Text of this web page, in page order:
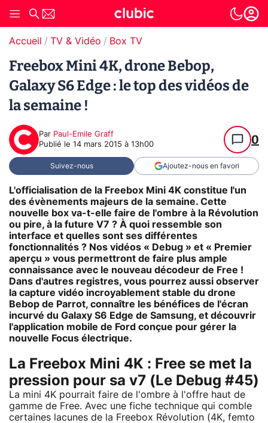
Accueil TV & Vidéo Box TV
Freebox Mini 4K, drone Bebop,
Galaxy S6 Edge : le top des vidéos de
la semaine !
Par Paul-Emile Graff
Publié le 14 mars 2015 à 13h00 0
Suivez-nous Ajoutez-nous en favori
L'officialisation de la Freebox Mini 4K constitue l'un
des évènements majeurs de la semaine. Cette
nouvelle box va-t-elle faire de l'ombre à la Révolution
ou pire, à la future V7 ? À quoi ressemble son
interface et quelles sont ses différentes
fonctionnalités ? Nos vidéos « Debug » et « Premier
aperçu » vous permettront de faire plus ample
connaissance avec le nouveau décodeur de Free !
Dans d'autres registres, vous pourrez aussi observer
la capture vidéo incroyablement stable du drone
Bebop de Parrot, connaître les bénéfices de l'écran
incurvé du Galaxy S6 Edge de Samsung, et découvrir
l'application mobile de Ford conçue pour gérer la
nouvelle Focus électrique.
La Freebox Mini 4K : Free se met la
pression pour sa v7 (Le Debug #45)
La mini 4K pourrait faire de l'ombre à l'offre haut de
gamme de Free. Avec une fiche technique qui comble
certaines lacunes de la Freebox Révolution (4K, femto